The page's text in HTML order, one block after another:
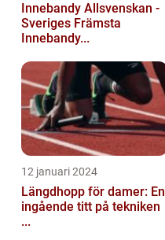
Innebandy Allsvenskan -
Sveriges Främsta
Innebandy...
12 januari 2024
Längdhopp för damer: En
ingående titt på tekniken
...